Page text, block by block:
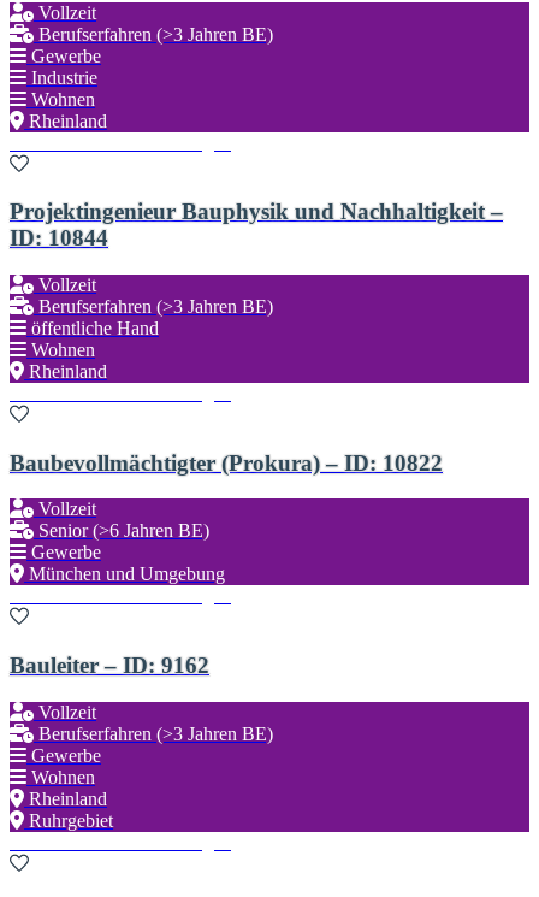
Vollzeit
Berufserfahren (>3 Jahren BE)
Gewerbe
Industrie
Wohnen
Rheinland
Projektingenieur Bauphysik und Nachhaltigkeit –
ID: 10844
Vollzeit
Berufserfahren (>3 Jahren BE)
öffentliche Hand
Wohnen
Rheinland
Baubevollmächtigter (Prokura) – ID: 10822
Vollzeit
Senior (>6 Jahren BE)
Gewerbe
München und Umgebung
Bauleiter – ID: 9162
Vollzeit
Berufserfahren (>3 Jahren BE)
Gewerbe
Wohnen
Rheinland
Ruhrgebiet